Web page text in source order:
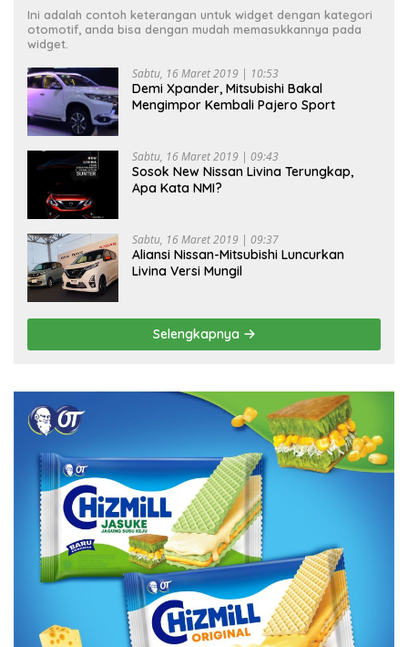
Ini adalah contoh keterangan untuk widget dengan kategori
otomotif, anda bisa dengan mudah memasukkannya pada
widget.
Sabtu, 16 Maret 2019 | 10:53
Demi Xpander, Mitsubishi Bakal
Mengimpor Kembali Pajero Sport
Sabtu, 16 Maret 2019 | 09:43
Sosok New Nissan Livina Terungkap,
Apa Kata NMI?
Sabtu, 16 Maret 2019 | 09:37
Aliansi Nissan-Mitsubishi Luncurkan
Livina Versi Mungil
Selengkapnya